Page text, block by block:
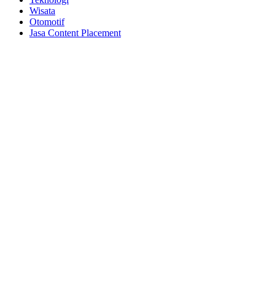
Wisata
Otomotif
Jasa Content Placement